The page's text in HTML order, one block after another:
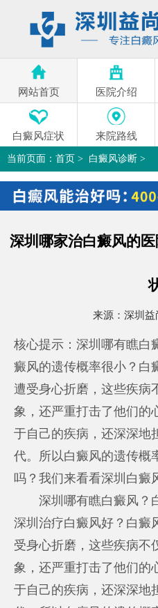
网站首页 医院介绍
白癜风症状 来院路线
当前页面： 首页 > 白癜风诊断 >
深圳哪家治白癜风的医院专业：白
深圳哪家治白癜风的
来源： 深圳益
核心提示：深圳哪有瞧白
癜风的遗传概率很小？白
遭受身心折磨，这些疾病
象，还严重打击了他们的
于自己的疾病，还深深地
代。所以白癜风的遗传概
吗？我们来看看深圳白癜
深圳哪有瞧白癜风？
深圳治疗白癜风好 ？白癜
受身心折磨，这些疾病不
象，还严重打击了他们的
于自己的疾病，还深深地